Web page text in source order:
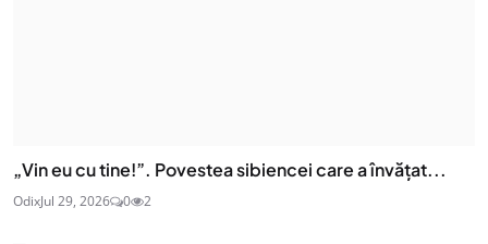
„Vin eu cu tine!”. Povestea sibiencei care a învățat...
OdixJul 29, 2026 0 2